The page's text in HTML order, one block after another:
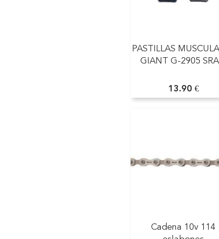
PASTILLAS
GIANT G-2905
13.90 €
Cadena 10v 114